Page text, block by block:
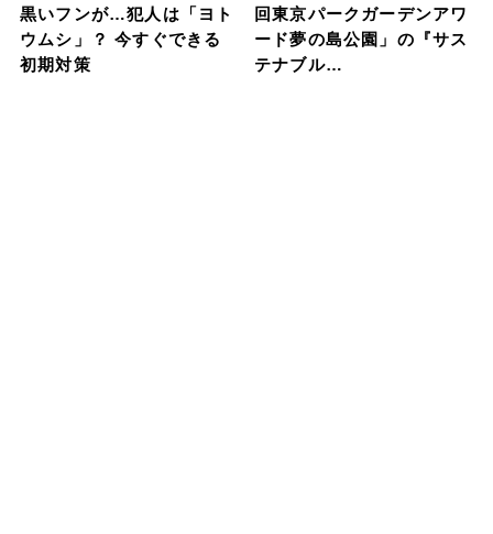
黒いフンが…犯人は「ヨト
ウムシ」？ 今すぐできる
初期対策
回東京パークガーデンアワ
ード夢の島公園」の『サス
テナブル…